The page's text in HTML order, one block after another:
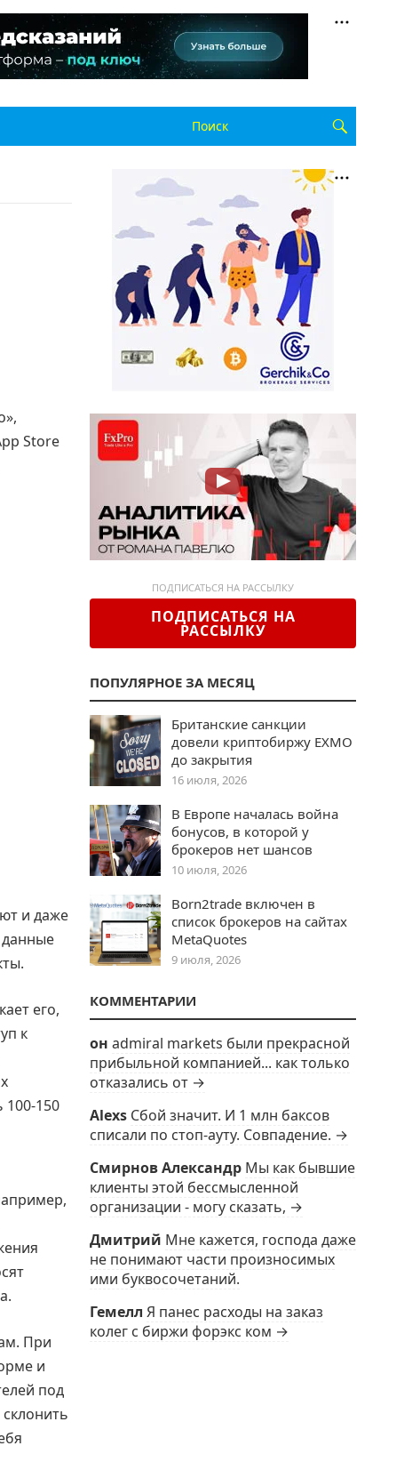
Store
и даже
его,
к
100-150
При
и
под
ПОДПИСАТЬСЯ НА РАССЫЛКУ
ПОДПИСАТЬСЯ НА
РАССЫЛКУ
ПОПУЛЯРНОЕ ЗА МЕСЯЦ
Британские санкции
довели криптобиржу EXMO
до закрытия
16 июля, 2026
В Европе началась война
бонусов, в которой у
брокеров нет шансов
10 июля, 2026
Born2trade включен в
список брокеров на сайтах
MetaQuotes
9 июля, 2026
КОММЕНТАРИИ
он admiral markets были прекрасной
прибыльной компанией... как только
отказались от →
Alexs Сбой значит. И 1 млн баксов
списали по стоп-ауту. Совпадение. →
Смирнов Александр Мы как бывшие
клиенты этой бессмысленной
организации - могу сказать, →
Дмитрий Мне кажется, господа даже
не понимают части произносимых
ими буквосочетаний.
Гемелл Я панес расходы на заказ
колег с биржи форэкс ком →